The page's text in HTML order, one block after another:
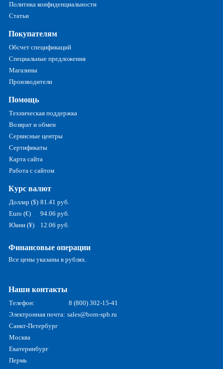
Политика конфиденциальности
Статьи
Покупателям
Обсчет спецификаций
Специальные предложения
Магазины
Производители
Помощь
Техническая поддержка
Возврат и обмен
Сервисные центры
Сертификаты
Карта сайта
Работа с сайтом
Курс валют
Доллар ($) 81.41 руб.
Euro (€)
94.06 руб.
Юани (¥)
12.06 руб.
Финансовые операции
Все цены указаны в рублях.
Наши контакты
Телефон:
8 (800) 302-15-41
Электронная почта: sales@born-spb.ru
Санкт-Петербург
Москва
Екатеринбург
Пермь